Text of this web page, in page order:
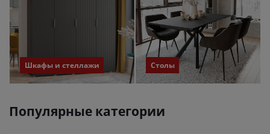
Шкафы и стеллажи Столы
Популярные категории